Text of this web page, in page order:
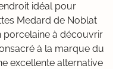
idéal pour
Medard de Noblat
porcelaine à découvrir
à la marque du
excellente alternative